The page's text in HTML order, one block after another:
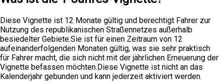
Diese Vignette ist 12 Monate gültig und berechtigt Fahrer zur
Nutzung des republikanischen Straßennetzes außerhalb
besiedelter Gebiete.Sie ist für einen Zeitraum von 12
aufeinanderfolgenden Monaten gültig, was sie sehr praktisch
für Fahrer macht, die sich nicht mit der jährlichen Erneuerung der
Vignette befassen möchten.Diese Vignette ist nicht an das
Kalenderjahr gebunden und kann jederzeit aktiviert werden.